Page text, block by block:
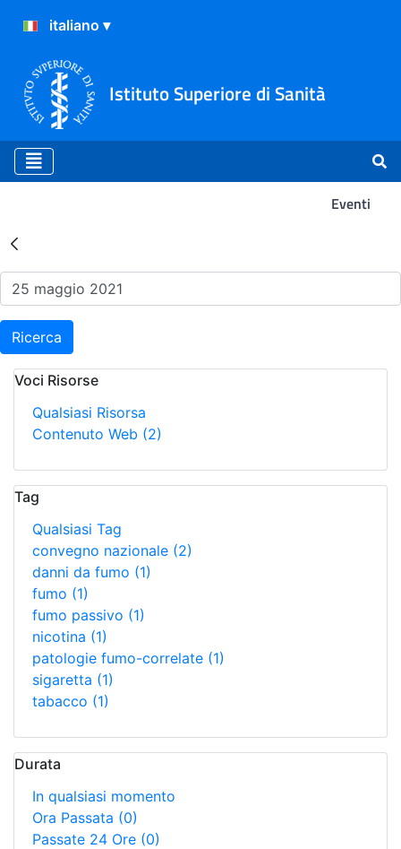
Istituto Superiore di Sanità
Eventi
Risultati della Ricerca -
Ricerca
Voci Risorse
Qualsiasi Risorsa
Contenuto Web (2)
Tag
Qualsiasi Tag
convegno nazionale (2)
danni da fumo (1)
fumo (1)
fumo passivo (1)
nicotina (1)
patologie fumo-correlate (1)
sigaretta (1)
tabacco (1)
Durata
In qualsiasi momento
Ora Passata (0)
Passate 24 Ore (0)